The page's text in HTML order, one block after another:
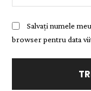
Salvați numele
browser pentru data